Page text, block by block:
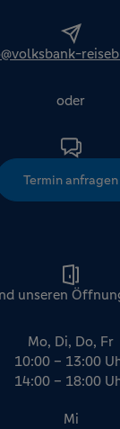
oder
Termin anfragen
unseren
Mo, Di, Do, Fr
10:00 – 13:00
14:00 – 18:00
Mi